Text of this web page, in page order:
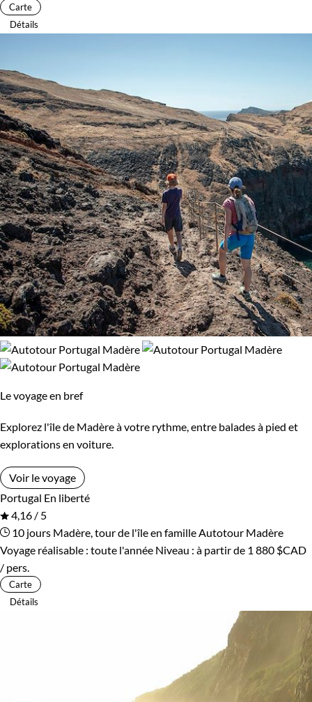
Carte
Détails
Le voyage en bref
Explorez l'île de Madère à votre rythme, entre balades à pied et
explorations en voiture.
Voir le voyage
Portugal En liberté
4,16 / 5
10 jours Madère, tour de l'île en famille Autotour Madère
Voyage réalisable : toute l'année Niveau : à partir de 1 880 $CAD
/ pers.
Carte
Détails